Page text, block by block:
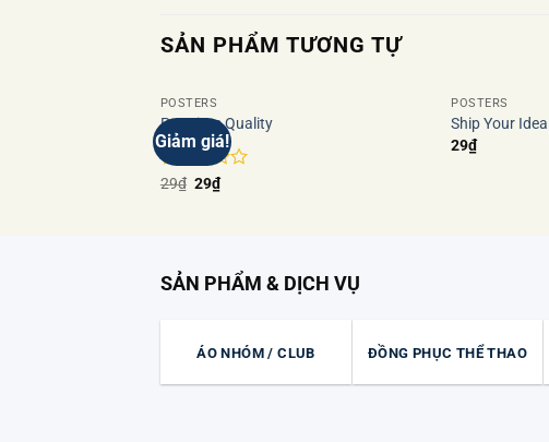
SẢN PHẨM TƯƠNG TỰ
Giảm giá!
POSTERS
Premium Quality
Được
29₫ Giá
gốc
29₫Giá
hiện
POSTERS
Ship Your Idea
29₫
SẢN PHẨM & DỊCH VỤ
ÁO NHÓM / CLUB ĐỒNG PHỤC THỂ THAO